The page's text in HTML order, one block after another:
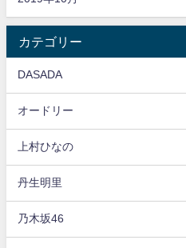
カテゴリー
DASADA
オードリー
上村ひなの
丹生明里
乃木坂46